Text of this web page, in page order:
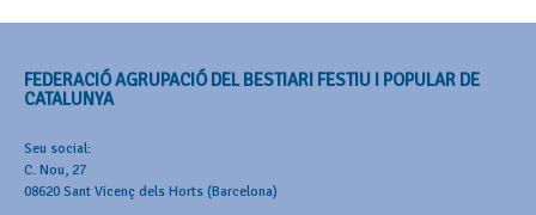
FEDERACIÓ AGRUPACIÓ DEL BESTIARI FESTIU I POPULAR DE
CATALUNYA
Seu social:
C. Nou, 27
08620 Sant Vicenç dels Horts (Barcelona)